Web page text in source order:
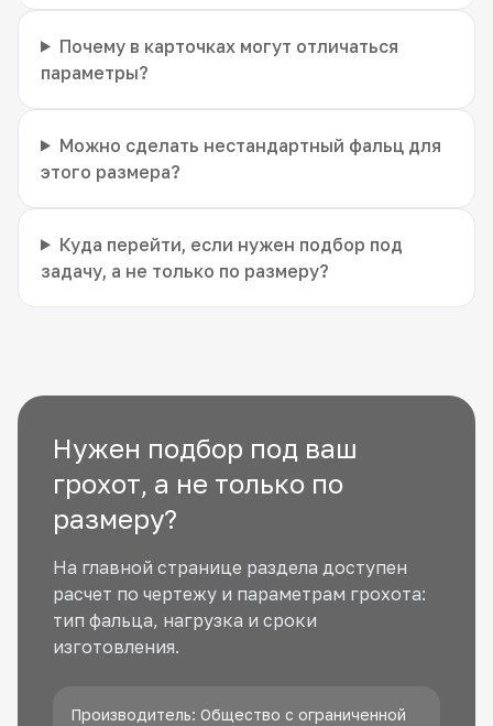
Почему в карточках могут отличаться
параметры?
Можно сделать нестандартный фальц для
этого размера?
Куда перейти, если нужен подбор под
задачу, а не только по размеру?
Нужен подбор под ваш
грохот, а не только по
размеру?
На главной странице раздела доступен
расчет по чертежу и параметрам грохота:
тип фальца, нагрузка и сроки
изготовления.
Производитель: Общество с ограниченной